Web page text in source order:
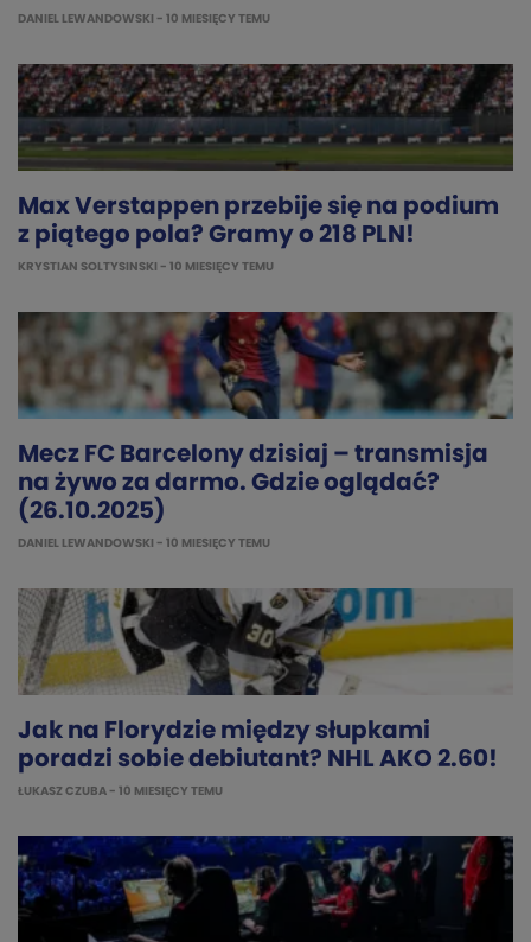
DANIEL LEWANDOWSKI - 10 MIESIĘCY TEMU
Max Verstappen przebije się na podium
z piątego pola? Gramy o 218 PLN!
KRYSTIAN SOLTYSINSKI - 10 MIESIĘCY TEMU
Mecz FC Barcelony dzisiaj – transmisja
na żywo za darmo. Gdzie oglądać?
(26.10.2025)
DANIEL LEWANDOWSKI - 10 MIESIĘCY TEMU
Jak na Florydzie między słupkami
poradzi sobie debiutant? NHL AKO 2.60!
ŁUKASZ CZUBA - 10 MIESIĘCY TEMU